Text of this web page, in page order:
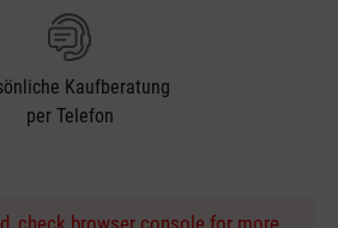
Kaufberatung
per Telefon
check browser console for more